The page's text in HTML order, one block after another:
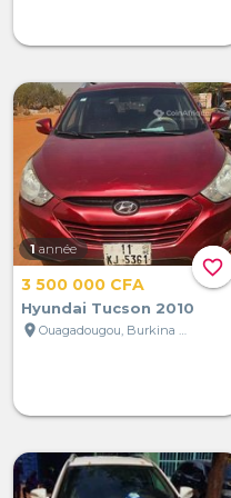
favorite_border
1 année
3 500 000 CFA
Hyundai Tucson 2010
location_on
Ouagadougou, Burkina Faso